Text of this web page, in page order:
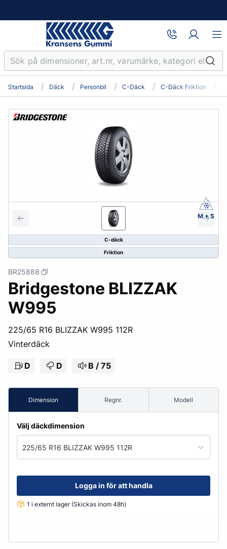
Startsida Däck Personbil C-Däck C-Däck Friktion
C-däck
Friktion
M + S
BR25888
Bridgestone BLIZZAK
W995
225/65 R16 BLIZZAK W995 112R
Vinterdäck
D D B / 75
Dimension Regnr. Modell
Välj däckdimension
225/65 R16 BLIZZAK W995 112R
Logga in för att handla
1 i externt lager (Skickas inom 48h)